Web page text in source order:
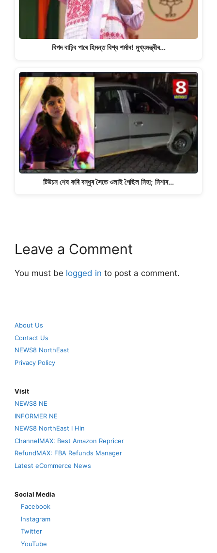
বিপদ বাঢ়িব পাৰে হিমন্ত বিশ্ব শৰ্মাৰ! মুখ্যমন্ত্ৰীৰ…
টিউচন শেষ কৰি বন্ধুৰ সৈতে ওলাই গৈছিল নিহা; নিশাৰ…
Leave a Comment
You must be logged in to post a comment.
About Us
Contact Us
NEWS8 NorthEast
Privacy Policy
Visit
NEWS8 NE
INFORMER NE
NEWS8 NorthEast I Hin
ChannelMAX: Best Amazon Repricer
RefundMAX: FBA Refunds Manager
Latest eCommerce News
Social Media
Facebook
Instagram
Twitter
YouTube